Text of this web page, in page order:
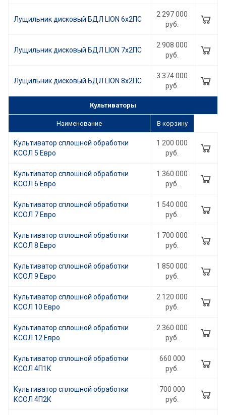
Лущильник дисковый БДЛ LION 6х2ПС
2 297 000
руб.
Лущильник дисковый БДЛ LION 7х2ПС
2 908 000
руб.
Лущильник дисковый БДЛ LION 8х2ПС
3 374 000
руб.
Культиваторы
Наименование В корзину
Культиватор сплошной обработки
КСОЛ 5 Евро
1 200 000
руб.
Культиватор сплошной обработки
КСОЛ 6 Евро
1 360 000
руб.
Культиватор сплошной обработки
КСОЛ 7 Евро
1 540 000
руб.
Культиватор сплошной обработки
КСОЛ 8 Евро
1 700 000
руб.
Культиватор сплошной обработки
КСОЛ 9 Евро
1 850 000
руб.
Культиватор сплошной обработки
КСОЛ 10 Евро
2 120 000
руб.
Культиватор сплошной обработки
КСОЛ 12 Евро
2 360 000
руб.
Культиватор сплошной обработки
КСОЛ 4П1К
660 000
руб.
Культиватор сплошной обработки
КСОЛ 4П2К
700 000
руб.